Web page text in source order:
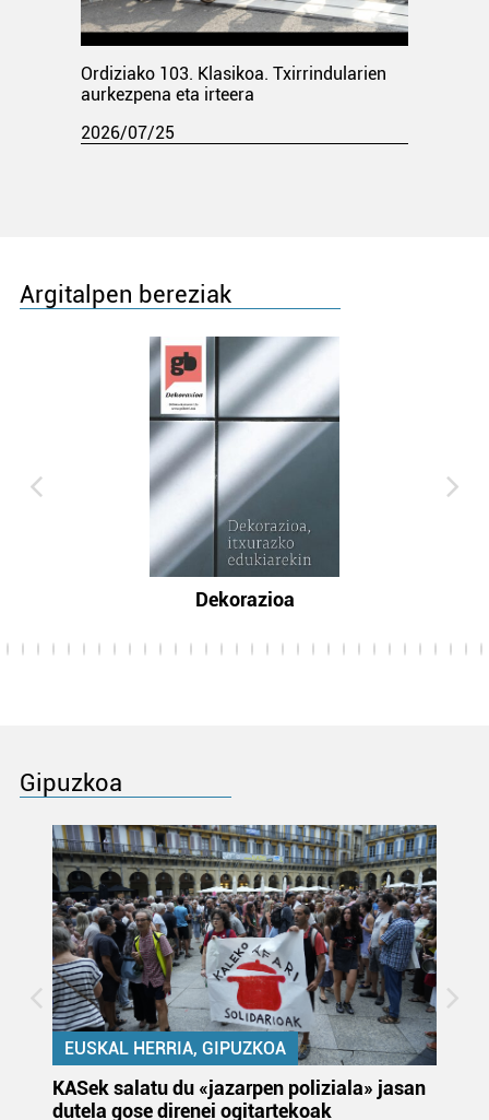
Ordiziako 103. Klasikoa. Txirrindularien
aurkezpena eta irteera
2026/07/25
Argitalpen bereziak
Dekorazioa
Gipuzkoa
EUSKAL HERRIA, GIPUZKOA
KASek salatu du «jazarpen poliziala» jasan
dutela gose direnei ogitartekoak